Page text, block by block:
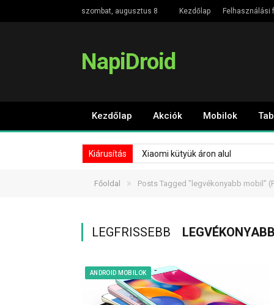
szombat, augusztus 8 Kezdőlap Felhasználási
NapiDroid
Kezdőlap Akciók Mobilok
Kiárusítás Xiaomi kütyük áron alul
Főoldal » Posts Tagged "legvékonyabb mobil"
LEGFRISSEBB
ANDROID MOBILOK